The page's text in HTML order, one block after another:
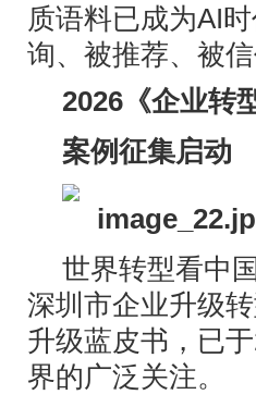
质语料已成为AI
询、被推荐、被
2026《企业转
案例征集启动
世界转型看中
深圳市企业升级
升级蓝皮书，已
界的广泛关注。